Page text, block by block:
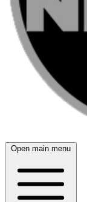
Open main menu